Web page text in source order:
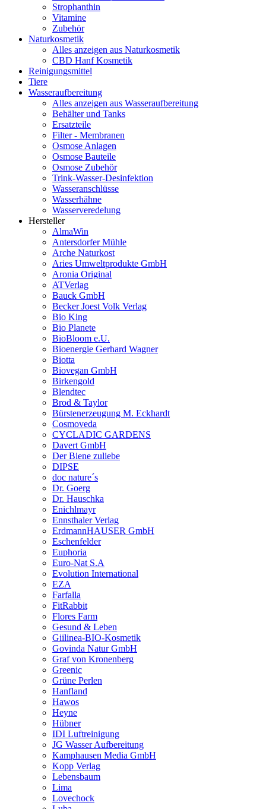
Strophanthin
Vitamine
Zubehör
Naturkosmetik
Alles anzeigen aus Naturkosmetik
CBD Hanf Kosmetik
Reinigungsmittel
Tiere
Wasseraufbereitung
Alles anzeigen aus Wasseraufbereitung
Behälter und Tanks
Ersatzteile
Filter - Membranen
Osmose Anlagen
Osmose Bauteile
Osmose Zubehör
Trink-Wasser-Desinfektion
Wasseranschlüsse
Wasserhähne
Wasserveredelung
Hersteller
AlmaWin
Antersdorfer Mühle
Arche Naturkost
Aries Umweltprodukte GmbH
Aronia Original
ATVerlag
Bauck GmbH
Becker Joest Volk Verlag
Bio King
Bio Planete
BioBloom e.U.
Bioenergie Gerhard Wagner
Biotta
Biovegan GmbH
Birkengold
Blendtec
Brod & Taylor
Bürstenerzeugung M. Eckhardt
Cosmoveda
CYCLADIC GARDENS
Davert GmbH
Der Biene zuliebe
DIPSE
doc nature´s
Dr. Goerg
Dr. Hauschka
Enichlmayr
Ennsthaler Verlag
ErdmannHAUSER GmbH
Eschenfelder
Euphoria
Euro-Nat S.A
Evolution International
EZA
Farfalla
FitRabbit
Flores Farm
Gesund & Leben
Giilinea-BIO-Kosmetik
Govinda Natur GmbH
Graf von Kronenberg
Greenic
Grüne Perlen
Hanfland
Hawos
Heyne
Hübner
IDI Luftreinigung
JG Wasser Aufbereitung
Kamphausen Media GmbH
Kopp Verlag
Lebensbaum
Lima
Lovechock